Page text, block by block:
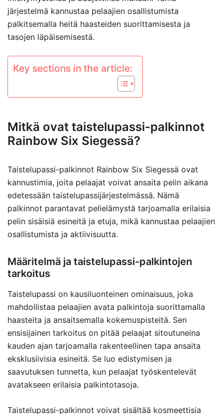
järjestelmä kannustaa pelaajien osallistumista
palkitsemalla heitä haasteiden suorittamisesta ja
tasojen läpäisemisestä.
Key sections in the article:
Mitkä ovat taistelupassi-palkinnot
Rainbow Six Siegessä?
Taistelupassi-palkinnot Rainbow Six Siegessä ovat
kannustimia, joita pelaajat voivat ansaita pelin aikana
edetessään taistelupassijärjestelmässä. Nämä
palkinnot parantavat pelielämystä tarjoamalla erilaisia
pelin sisäisiä esineitä ja etuja, mikä kannustaa pelaajien
osallistumista ja aktiivisuutta.
Määritelmä ja taistelupassi-palkintojen
tarkoitus
Taistelupassi on kausiluonteinen ominaisuus, joka
mahdollistaa pelaajien avata palkintoja suorittamalla
haasteita ja ansaitsemalla kokemuspisteitä. Sen
ensisijainen tarkoitus on pitää pelaajat sitoutuneina
kauden ajan tarjoamalla rakenteellinen tapa ansaita
eksklusiivisia esineitä. Se luo edistymisen ja
saavutuksen tunnetta, kun pelaajat työskentelevät
avatakseen erilaisia palkintotasoja.
Taistelupassi-palkinnot voivat sisältää kosmeettisia